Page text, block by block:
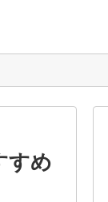
すめ